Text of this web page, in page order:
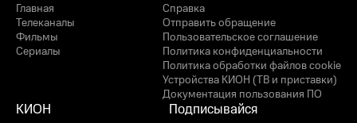
Главная
Телеканалы
Фильмы
Сериалы
Справка
Отправить обращение
Пользовательское соглашение
Политика конфиденциальности
Политика обработки файлов cookie
Устройства КИОН (ТВ и приставки)
Документация пользования ПО
КИОН Подписывайся